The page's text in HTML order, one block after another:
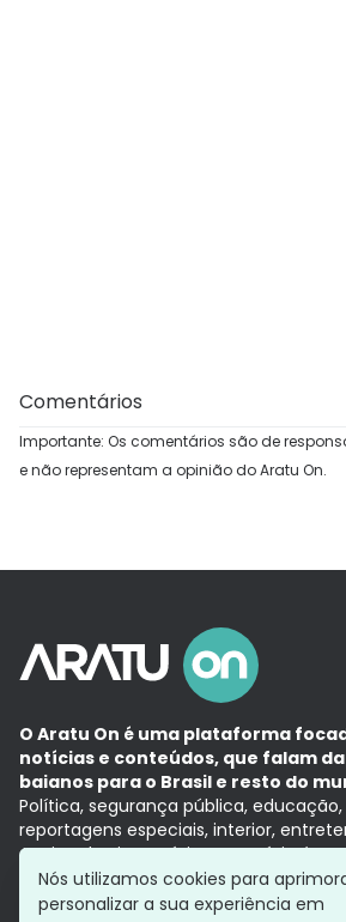
Comentários
Importante: Os comentários são de
e não representam a opinião do Aratu On.
O Aratu On é uma plataforma
notícias e conteúdos, que falam da
baianos para o Brasil e resto do
Política, segurança pública,
reportagens especiais, interior,
Aqui, tudo vira notícia e a notícia é
com a credibilidade do Grupo Aratu.
Grupo Aratu
Política de privacidade
Nós utilizamos cookies para
personalizar a sua experiência em